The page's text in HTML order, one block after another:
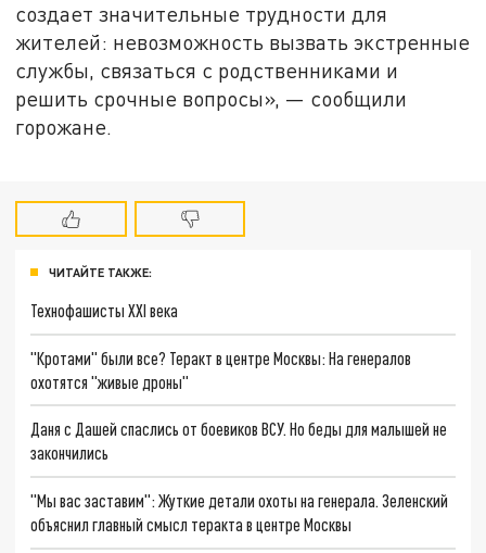
создает значительные трудности для
жителей: невозможность вызвать экстренные
службы, связаться с родственниками и
решить срочные вопросы», — сообщили
горожане.
ЧИТАЙТЕ ТАКЖЕ:
Технофашисты XXI века
"Кротами" были все? Теракт в центре Москвы: На генералов
охотятся "живые дроны"
Даня с Дашей спаслись от боевиков ВСУ. Но беды для малышей не
закончились
"Мы вас заставим": Жуткие детали охоты на генерала. Зеленский
объяснил главный смысл теракта в центре Москвы